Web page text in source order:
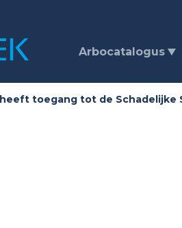
Arbocatalogus
toegang tot de Schadelijke